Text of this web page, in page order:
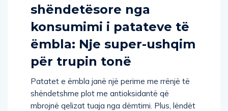
shëndetësore nga
konsumimi i patateve të
ëmbla: Nje super-ushqim
për trupin tonë
Patatet e ëmbla janë një perime me rrënjë të
shëndetshme plot me antioksidantë që
mbrojnë qelizat tuaja nga dëmtimi. Plus, lëndët